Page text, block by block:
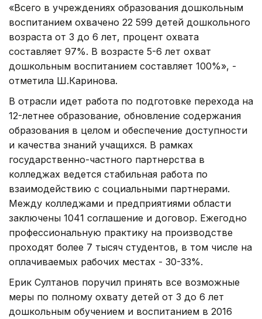
«Всего в учреждениях образования дошкольным
воспитанием охвачено 22 599 детей дошкольного
возраста от 3 до 6 лет, процент охвата
составляет 97%. В возрасте 5-6 лет охват
дошкольным воспитанием составляет 100%», -
отметила Ш.Каринова.
В отрасли идет работа по подготовке перехода на
12-летнее образование, обновление содержания
образования в целом и обеспечение доступности
и качества знаний учащихся. В рамках
государственно-частного партнерства в
колледжах ведется стабильная работа по
взаимодействию с социальными партнерами.
Между колледжами и предприятиями области
заключены 1041 соглашение и договор. Ежегодно
профессиональную практику на производстве
проходят более 7 тысяч студентов, в том числе на
оплачиваемых рабочих местах - 30-33%.
Ерик Султанов поручил принять все возможные
меры по полному охвату детей от 3 до 6 лет
дошкольным обучением и воспитанием в 2016